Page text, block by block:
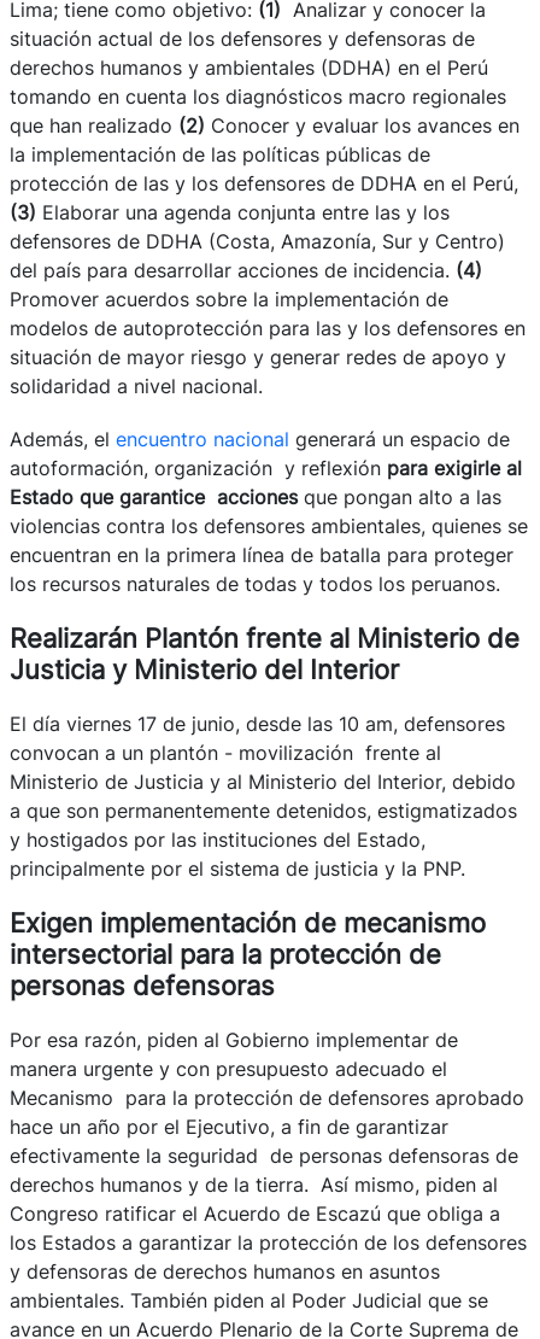
Lima; tiene como objetivo: (1) Analizar y conocer la
situación actual de los defensores y defensoras de
derechos humanos y ambientales (DDHA) en el Perú
tomando en cuenta los diagnósticos macro regionales
que han realizado (2) Conocer y evaluar los avances en
la implementación de las políticas públicas de
protección de las y los defensores de DDHA en el Perú,
(3) Elaborar una agenda conjunta entre las y los
defensores de DDHA (Costa, Amazonía, Sur y Centro)
del país para desarrollar acciones de incidencia. (4)
Promover acuerdos sobre la implementación de
modelos de autoprotección para las y los defensores en
situación de mayor riesgo y generar redes de apoyo y
solidaridad a nivel nacional.
Además, el encuentro nacional generará un espacio de
autoformación, organización y reflexión para exigirle al
Estado que garantice acciones que pongan alto a las
violencias contra los defensores ambientales, quienes se
encuentran en la primera línea de batalla para proteger
los recursos naturales de todas y todos los peruanos.
Realizarán Plantón frente al Ministerio de
Justicia y Ministerio del Interior
El día viernes 17 de junio, desde las 10 am, defensores
convocan a un plantón - movilización frente al
Ministerio de Justicia y al Ministerio del Interior, debido
a que son permanentemente detenidos, estigmatizados
y hostigados por las instituciones del Estado,
principalmente por el sistema de justicia y la PNP.
Exigen implementación de mecanismo
intersectorial para la protección de
personas defensoras
Por esa razón, piden al Gobierno implementar de
manera urgente y con presupuesto adecuado el
Mecanismo para la protección de defensores aprobado
hace un año por el Ejecutivo, a fin de garantizar
efectivamente la seguridad de personas defensoras de
derechos humanos y de la tierra. Así mismo, piden al
Congreso ratificar el Acuerdo de Escazú que obliga a
los Estados a garantizar la protección de los defensores
y defensoras de derechos humanos en asuntos
ambientales. También piden al Poder Judicial que se
avance en un Acuerdo Plenario de la Corte Suprema de